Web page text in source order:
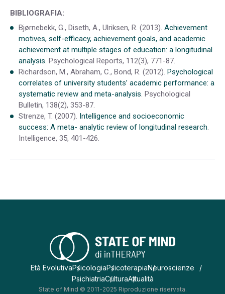
BIBLIOGRAFIA:
Bjørnebekk, G., Diseth, A., Ulriksen, R. (2013). Achievement
motives, self-efficacy, achievement goals, and academic
achievement at multiple stages of education: a longitudinal
analysis. Psychological Reports, 112(3), 771-87.
Richardson, M., Abraham, C., Bond, R. (2012). Psychological
correlates of university students’ academic performance: a
systematic review and meta-analysis. Psychological
Bulletin, 138(2), 353-87.
Strenze, T. (2007). Intelligence and socioeconomic
success: A meta- analytic review of longitudinal research.
Intelligence, 35, 401-426.
Età EvolutivaPsicologiaPsicoterapiaNeuroscienze
PsichiatriaCulturaAttualità
State of Mind © 2011-2025 Riproduzione riservata.